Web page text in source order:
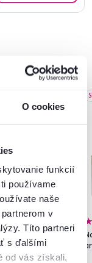
O cookies
funkcií
používame
naše
v
Títo partneri
s ďalšími
od vás získali,
2 ks, biela/dub